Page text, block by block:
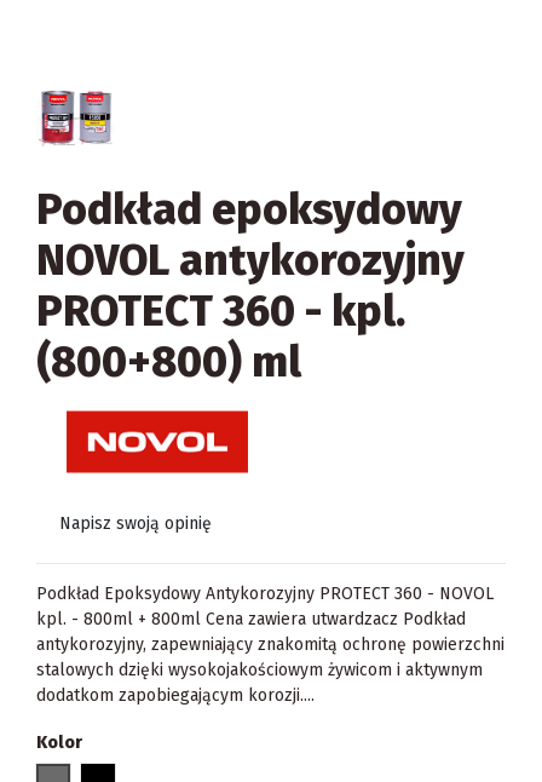
Podkład epoksydowy
NOVOL antykorozyjny
PROTECT 360 - kpl.
(800+800) ml
Napisz swoją opinię
Podkład Epoksydowy Antykorozyjny PROTECT 360 - NOVOL
kpl. - 800ml + 800ml Cena zawiera utwardzacz Podkład
antykorozyjny, zapewniający znakomitą ochronę powierzchni
stalowych dzięki wysokojakościowym żywicom i aktywnym
dodatkom zapobiegającym korozji....
Kolor